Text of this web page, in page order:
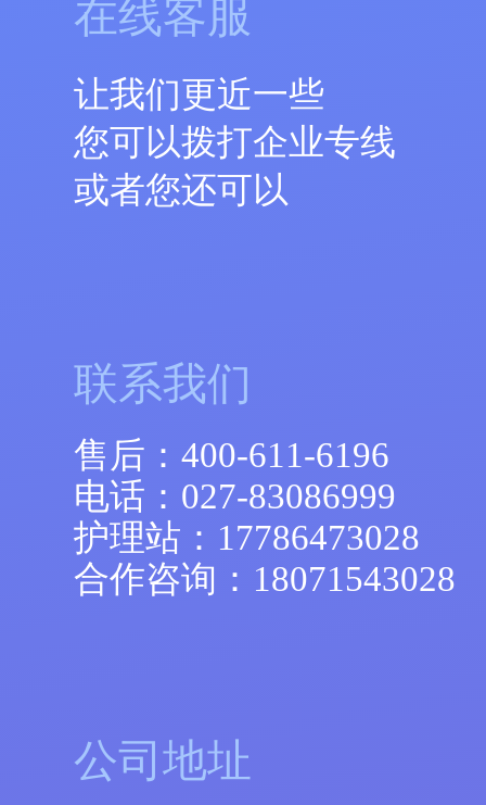
在线客服
让我们更近一些
您可以拨打企业专线
或者您还可以
联系我们
售后：400-611-6196
电话： 027-83086999
护理站： 17786473028
合作咨询： 18071543028
公司地址